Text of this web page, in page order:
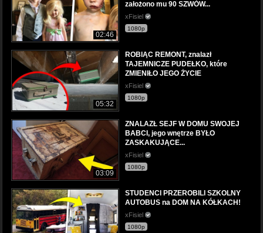
02:46
założono mu 90 SZWÓW...
xFisiel
1080p
05:32
ROBIĄC REMONT, znalazł
TAJEMNICZE PUDEŁKO, które
ZMIENIŁO JEGO ŻYCIE
xFisiel
1080p
03:09
ZNALAZŁ SEJF W DOMU SWOJEJ
BABCI, jego wnętrze BYŁO
ZASKAKUJĄCE...
xFisiel
1080p
STUDENCI PRZEROBILI SZKOLNY
AUTOBUS na DOM NA KÓŁKACH!
xFisiel
1080p